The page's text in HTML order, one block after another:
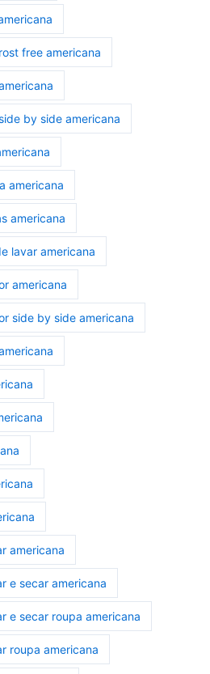
free americana
by side americana
americana
americana
lavar americana
americana
side by side americana
americana
e secar americana
e secar roupa americana
roupa americana